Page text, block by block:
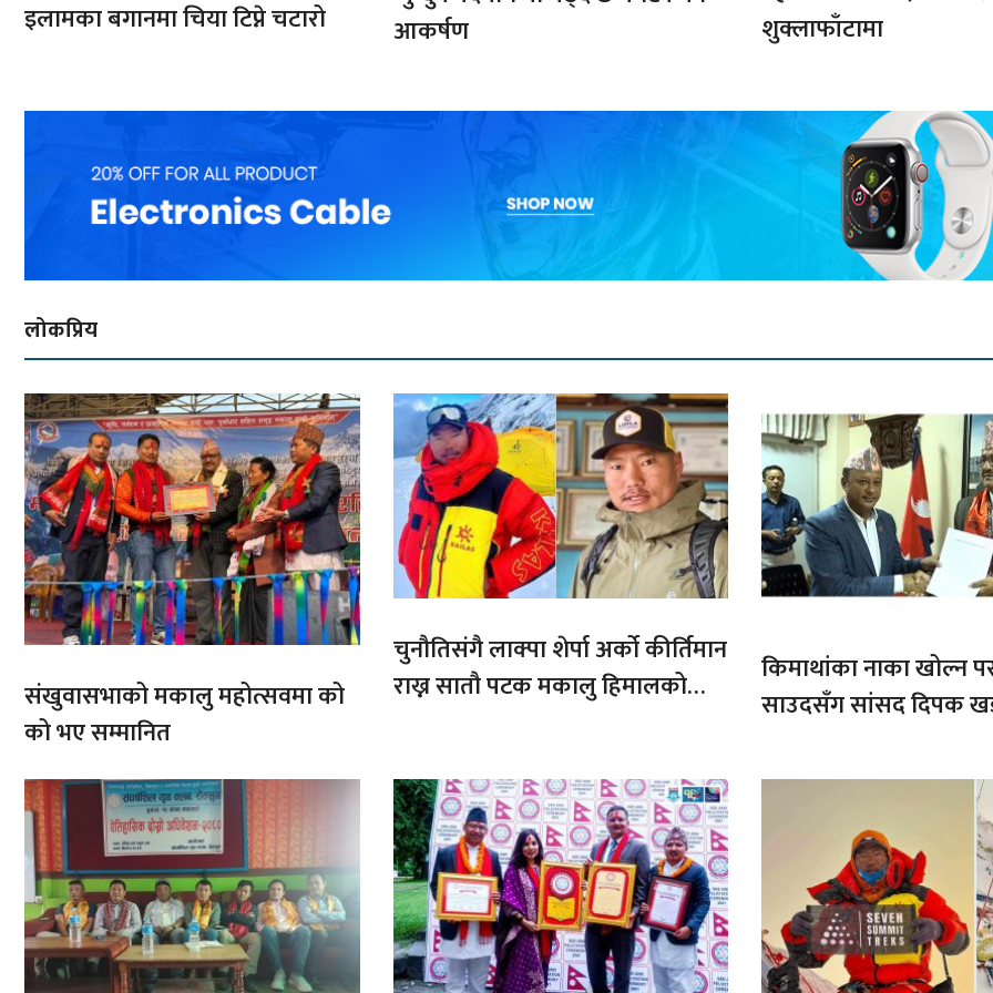
इलामका बगानमा चिया टिप्ने चटारो
आकर्षण
शुक्लाफाँटामा
लोकप्रिय
संखुवासभाको मकालु महोत्सवमा को
को भए सम्मानित
चुनौतिसंगै लाक्पा शेर्पा अर्को कीर्तिमान
राख्न सातौ पटक मकालु हिमालको
किमाथांका नाका खोल्न
साउदसँग सांसद दिपक